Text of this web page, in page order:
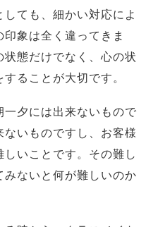
ても、細かい対応によ
象は全く違ってきま
態だけでなく、心の状
ることが大切です。
一夕には出来ないもので
いものですし、お客様
いことです。その難し
ないと何が難しいのか